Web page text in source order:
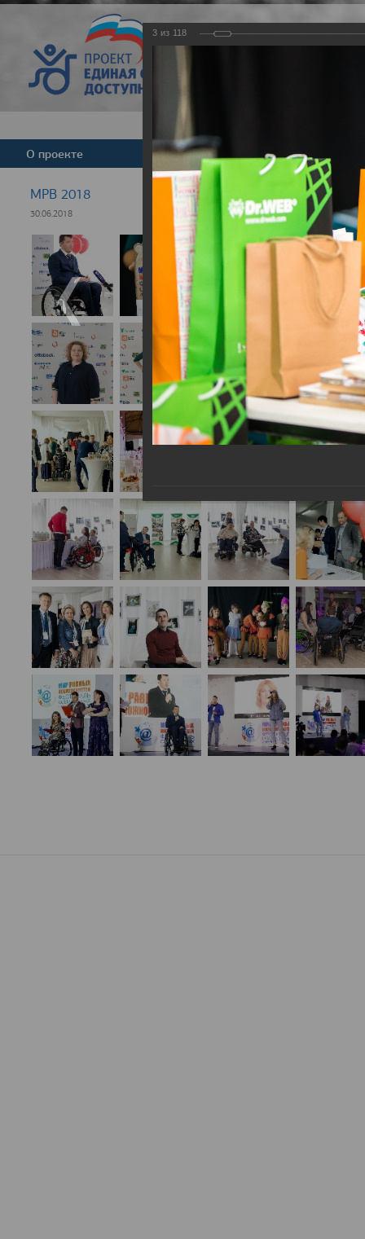
О проекте Команда Новости
МРВ 2018
30.06.2018
3 из 118